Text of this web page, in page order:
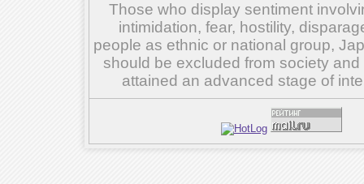
Those who display sentiment
intimidation, fear, hostility,
people as ethnic or national group,
should be excluded from society
attained an advanced stage of